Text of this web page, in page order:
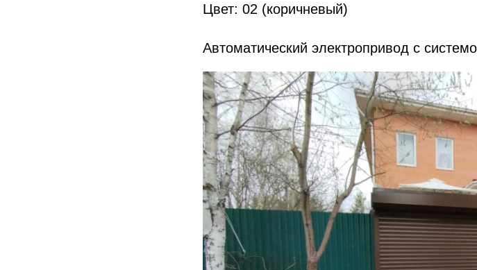
Цвет: 02 (коричневый)
Автоматический электропривод с